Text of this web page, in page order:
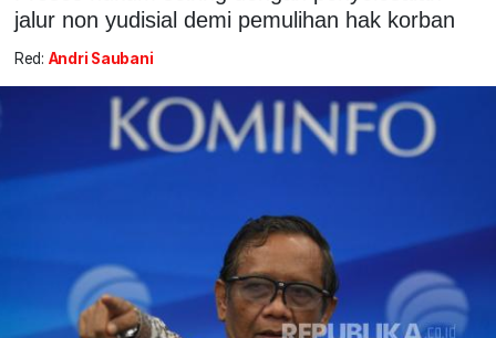
jalur non yudisial demi pemulihan hak korban
Red: Andri Saubani